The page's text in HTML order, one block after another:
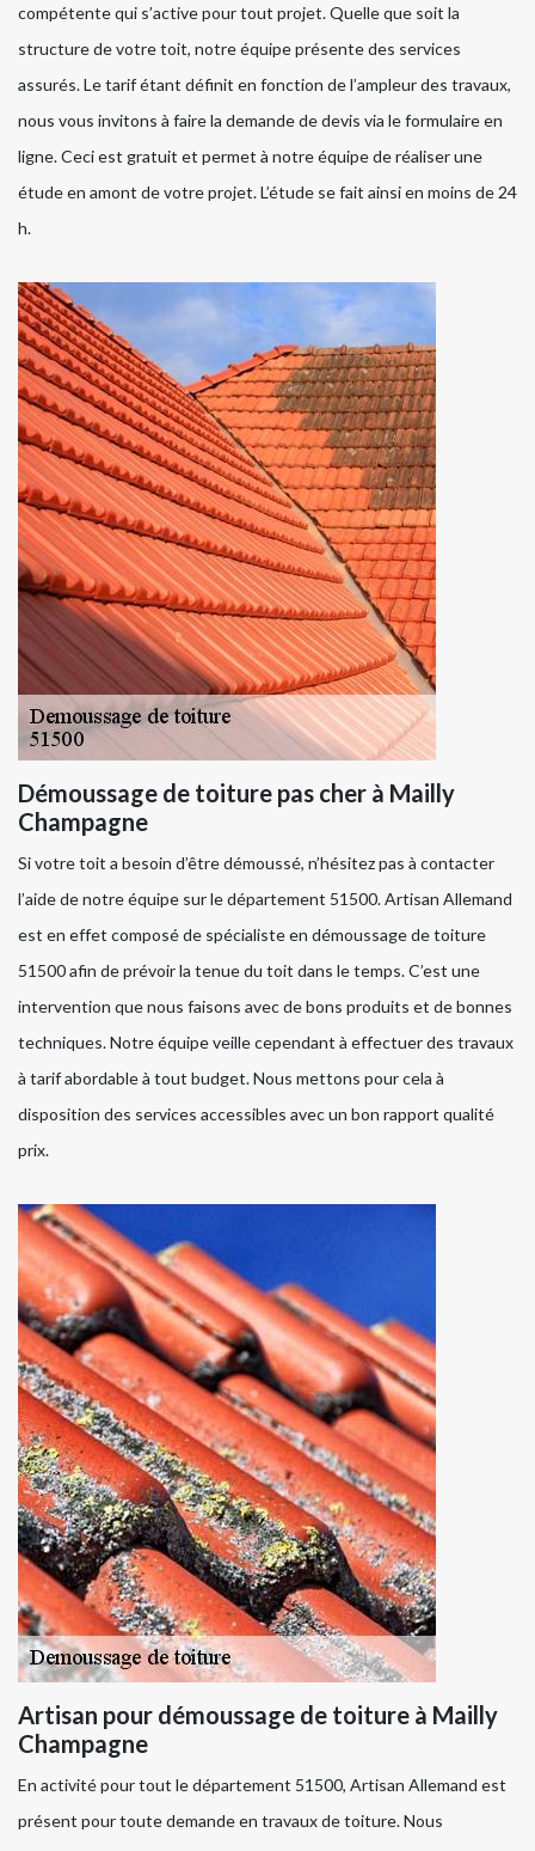
compétente qui s’active pour tout projet. Quelle que soit la
structure de votre toit, notre équipe présente des services
assurés. Le tarif étant définit en fonction de l’ampleur des travaux,
nous vous invitons à faire la demande de devis via le formulaire en
ligne. Ceci est gratuit et permet à notre équipe de réaliser une
étude en amont de votre projet. L’étude se fait ainsi en moins de 24
h.
Démoussage de toiture pas cher à Mailly
Champagne
Si votre toit a besoin d’être démoussé, n’hésitez pas à contacter
l’aide de notre équipe sur le département 51500. Artisan Allemand
est en effet composé de spécialiste en démoussage de toiture
51500 afin de prévoir la tenue du toit dans le temps. C’est une
intervention que nous faisons avec de bons produits et de bonnes
techniques. Notre équipe veille cependant à effectuer des travaux
à tarif abordable à tout budget. Nous mettons pour cela à
disposition des services accessibles avec un bon rapport qualité
prix.
Artisan pour démoussage de toiture à Mailly
Champagne
En activité pour tout le département 51500, Artisan Allemand est
présent pour toute demande en travaux de toiture. Nous